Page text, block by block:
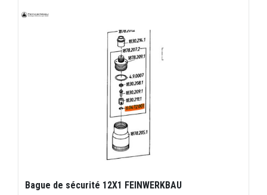
Bague de sécurité 12X1 FEINWERKBAU